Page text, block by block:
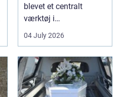
blevet et centralt
værktøj i
sundhedssektoren.
Klinikker, praksis og
beh...
04 July 2026